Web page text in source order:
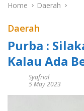
Home Daerah
Daerah
Purba :
Kalau Ada
Syafrial
5 May 2023